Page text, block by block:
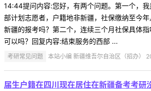
14:44提问内容:您好，有两个问题。第一个，
部计划志愿者，户籍地非新疆，社保缴纳至今
新疆的报考吗？第二个，连续三个月社保具体
可以吗？回复内容:结束服务的西部 ...
考研常见问题 本站小编 新疆维吾尔自治区（招办）
届生户籍在四川现在居住在新疆备考考研